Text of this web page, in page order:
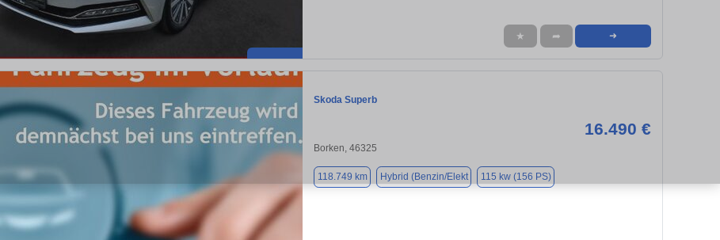
★ ➦ ➜
Skoda Superb
16.490 €
Borken, 46325
118.749 km Hybrid (Benzin/Elekt 115 kw (156 PS)